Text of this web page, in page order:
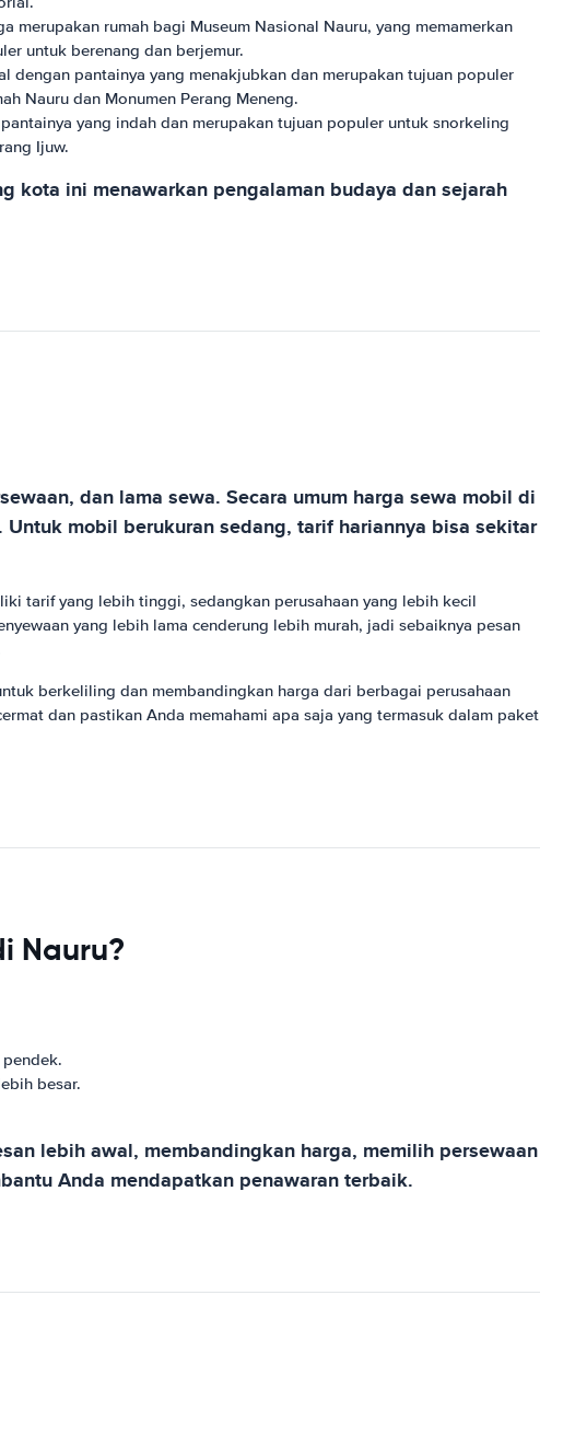
rumah bagi Museum Nasional Nauru, yang memamerkan
untuk berenang dan berjemur.
dengan pantainya yang menakjubkan dan merupakan tujuan populer
Nauru dan Monumen Perang Meneng.
yang indah dan merupakan tujuan populer untuk snorkeling
Ijuw.
kota ini menawarkan pengalaman budaya dan sejarah
dan lama sewa. Secara umum harga sewa mobil di
mobil berukuran sedang, tarif hariannya bisa sekitar
tarif yang lebih tinggi, sedangkan perusahaan yang lebih kecil
yang lebih lama cenderung lebih murah, jadi sebaiknya pesan
berkeliling dan membandingkan harga dari berbagai perusahaan
dan pastikan Anda memahami apa saja yang termasuk dalam paket
Nauru?
besar.
lebih awal, membandingkan harga, memilih persewaan
Anda mendapatkan penawaran terbaik.